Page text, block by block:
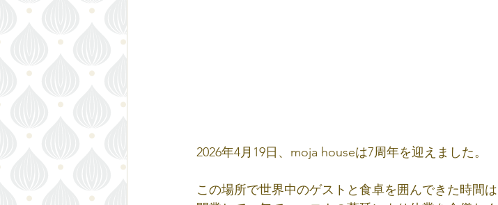
2026年4月19日、moja houseは7周年を迎えました。
この場所で世界中のゲストと食卓を囲んできた時間は